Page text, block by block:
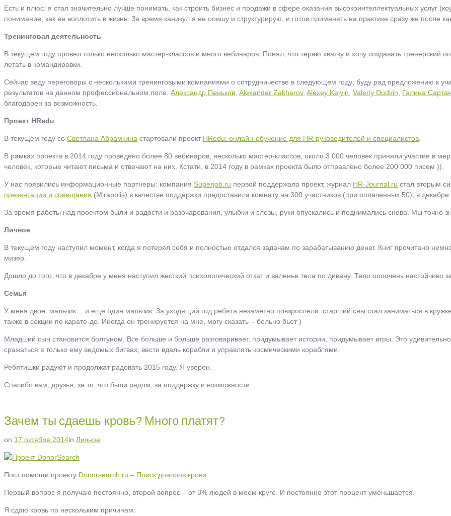
Есть и плюс: я стал значительно лучше понимать, как строить бизнес и продажи в сфере оказания высокоинтеллектуальных услуг
понимание, как ее воплотить в жизнь. За время каникул я ее опишу и структурирую, и готов применять на практике сразу же после
Тренинговая деятельность
В текущем году провел только несколько мастер-классов и много вебинаров. Понял, что теряю хватку и хочу создавать тренерский
летать в командировки.
Сейчас веду переговоры с несколькими тренинговыми компаниями о сотрудничестве в следующем году; буду рад предложению к
результатов на данном профессиональном поле. Александр Пеньков Alexander Zakharov, Alexey Kelyin Valeriy Dudkin Галина Сартан
благодарен за возможность.
Проект HRedu
В текущем году со Светлана Абрамкина стартовали проект HRedu: онлайн-обучение для HR-руководителей и специалистов
В рамках проекта в 2014 году проведено более 80 вебинаров, несколько мастер-классов, около 3 000 человек приняли участие в
человек, которые читают письма и отвечают на них. Кстати, в 2014 году в рамках проекта было отправлено более 200 000 писем )).
У нас появились информационные партнеры: компания Superjob.ru первой поддержала проект, журнал HR-Journal.ru стал вторым
презентации и совещания (Mirapolis) в качестве поддержки предоставила комнату на 300 участников (при оплаченных 50), в
За время работы над проектом были и радости и разочарования, улыбки и слезы, руки опускались и поднимались снова. Мы точно
Личное
В текущем году наступил момент, когда я потерял себя и полностью отдался задачам по зарабатыванию денег. Книг прочитано
мизер.
Дошло до того, что в декабре у меня наступил жесткий психологический откат и валенье тела по дивану. Тело оооочень
Семья
У меня двое: мальчик… и еще один мальчик. За уходящий год ребята незаметно повзрослели: старший сны стал заниматься в
также в секции по карате-до. Иногда он тренируется на мне, могу сказать – больно бьет )
Младший сын становится болтуном. Все больше и больше разговаривает, придумывает истории, придумывает игры. Это
сражаться в только ему ведомых битвах, вести вдаль корабли и управлять космическими кораблями.
Ребятишки радуют и продолжат радовать 2015 году. Я уверен.
Спасибо вам, друзья, за то, что были рядом, за поддержку и возможности.
Зачем ты сдаешь кровь? Много платят?
on 17 октября 2014in Личное
Пост помощи проекту Donorsearch.ru – Поиск доноров крови
Первый вопрос я получаю постоянно, второй вопрос – от 3% людей в моем круге. И постоянно этот процент уменьшается.
Я сдаю кровь по нескольким причинам: